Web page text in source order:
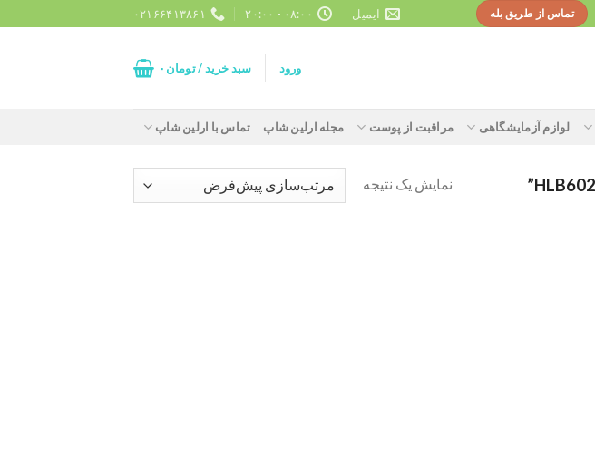
تماس از طریق بله ایمیل ۰۸:۰۰ - ۲۰:۰۰ ۰۲۱۶۶۴۱۳۸۶۱
ورود سبد خرید /تومان ۰
لوازم آزمایشگاهی مراقبت از پوست مجله ارلین شاپ تماس با ارلین شاپ
نمایش یک نتیجه